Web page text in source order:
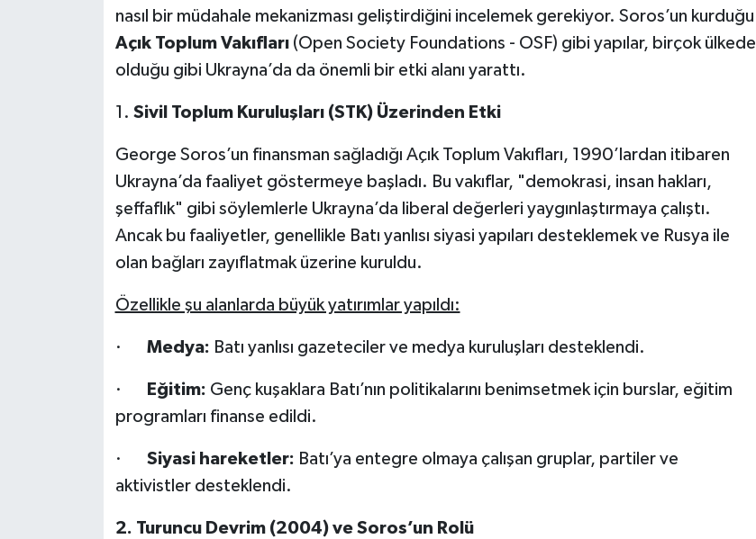
nasıl bir müdahale mekanizması geliştirdiğini incelemek gerekiyor. Soros’un kurduğu
Açık Toplum Vakıfları(Open Society Foundations - OSF) gibi yapılar, birçok ülkede
olduğu gibi Ukrayna’da da önemli bir etki alanı yarattı.
1. Sivil Toplum Kuruluşları (STK) Üzerinden Etki
George Soros’un finansman sağladığı Açık Toplum Vakıfları, 1990’lardan itibaren
Ukrayna’da faaliyet göstermeye başladı. Bu vakıflar, "demokrasi, insan hakları,
şeffaflık" gibi söylemlerle Ukrayna’da liberal değerleri yaygınlaştırmaya çalıştı.
Ancak bu faaliyetler, genellikle Batı yanlısı siyasi yapıları desteklemek ve Rusya ile
olan bağları zayıflatmak üzerine kuruldu.
Özellikle şu alanlarda büyük yatırımlar yapıldı:
· Medya: Batı yanlısı gazeteciler ve medya kuruluşları desteklendi.
· Eğitim: Genç kuşaklara Batı’nın politikalarını benimsetmek için burslar, eğitim
programları finanse edildi.
· Siyasi hareketler: Batı’ya entegre olmaya çalışan gruplar, partiler ve
aktivistler desteklendi.
2. Turuncu Devrim (2004) ve Soros’un Rolü